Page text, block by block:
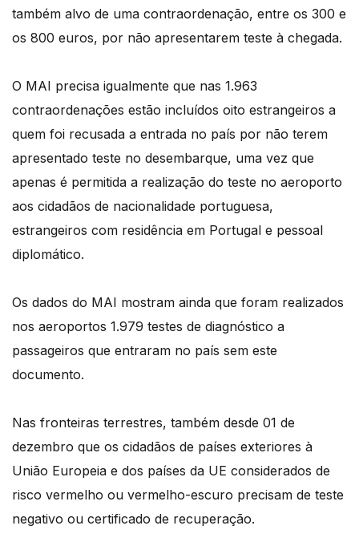
também alvo de uma contraordenação, entre os 300 e
os 800 euros, por não apresentarem teste à chegada.
O MAI precisa igualmente que nas 1.963
contraordenações estão incluídos oito estrangeiros a
quem foi recusada a entrada no país por não terem
apresentado teste no desembarque, uma vez que
apenas é permitida a realização do teste no aeroporto
aos cidadãos de nacionalidade portuguesa,
estrangeiros com residência em Portugal e pessoal
diplomático.
Os dados do MAI mostram ainda que foram realizados
nos aeroportos 1.979 testes de diagnóstico a
passageiros que entraram no país sem este
documento.
Nas fronteiras terrestres, também desde 01 de
dezembro que os cidadãos de países exteriores à
União Europeia e dos países da UE considerados de
risco vermelho ou vermelho-escuro precisam de teste
negativo ou certificado de recuperação.